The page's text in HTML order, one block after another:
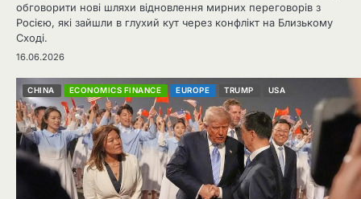
обговорити нові шляхи відновлення мирних переговорів з
Росією, які зайшли в глухий кут через конфлікт на Близькому
Сході.
16.06.2026
CHINA ECONOMICS FINANCE EUROPE TRUMP USA